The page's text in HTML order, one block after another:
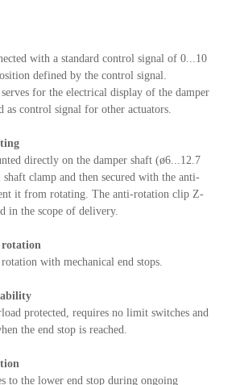
with a standard control signal of 0...10
defined by the control signal.
for the electrical display of the damper
as control signal for other actuators.
directly on the damper shaft (ø6...12.7
clamp and then secured with the anti-
it from rotating. The anti-rotation clip Z-
in the scope of delivery.
rotation
with mechanical end stops.
protected, requires no limit switches and
the end stop is reached.
to the lower end stop during ongoing